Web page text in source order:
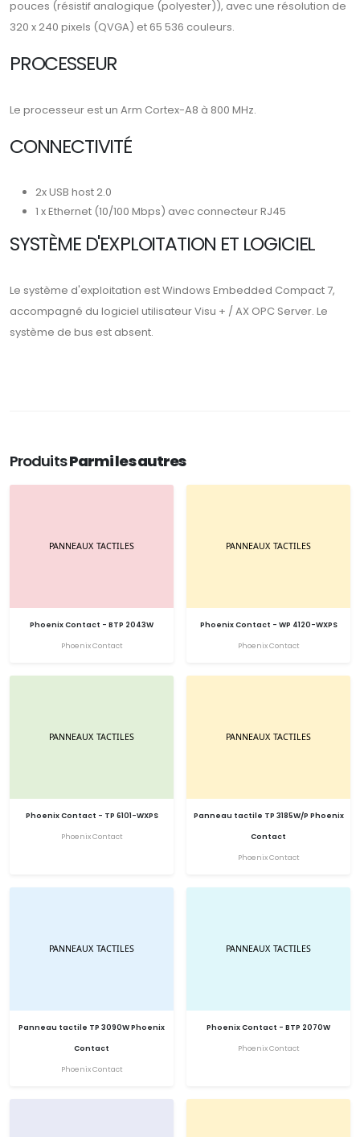
pouces (résistif analogique (polyester)), avec une résolution de
320 x 240 pixels (QVGA) et 65 536 couleurs.
PROCESSEUR
Le processeur est un Arm Cortex-A8 à 800 MHz.
CONNECTIVITÉ
2x USB host 2.0
1 x Ethernet (10/100 Mbps) avec connecteur RJ45
SYSTÈME D'EXPLOITATION ET LOGICIEL
Le système d'exploitation est Windows Embedded Compact 7,
accompagné du logiciel utilisateur Visu + / AX OPC Server. Le
système de bus est absent.
ProduitsParmi les autres
Phoenix Contact - BTP 2043W
Phoenix Contact
Phoenix Contact - WP 4120-WXPS
Phoenix Contact
Phoenix Contact - TP 6101-WXPS
Phoenix Contact
Panneau tactile TP 3185W/P Phoenix
Contact
Phoenix Contact
Panneau tactile TP 3090W Phoenix
Contact
Phoenix Contact
Phoenix Contact - BTP 2070W
Phoenix Contact